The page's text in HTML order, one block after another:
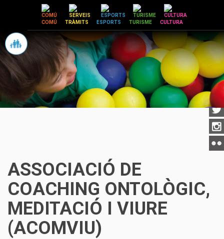
COMÚ TRÀMITS ESPORTS TURISME CULTURA
ASSOCIACIÓ DE
COACHING ONTOLÒGIC,
MEDITACIÓ I VIURE
(ACOMVIU)